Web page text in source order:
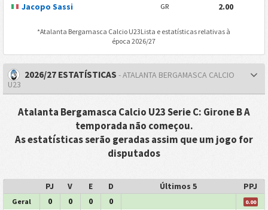
Jacopo Sassi
GR 2.00
*Atalanta Bergamasca Calcio U23Lista e estatísticas relativas à
época 2026/27
2026/27 ESTATÍSTICAS - ATALANTA BERGAMASCA CALCIO
U23
Atalanta Bergamasca Calcio U23 Serie C: Girone B A
temporada não começou.
As estatísticas serão geradas assim que um jogo for
disputados
PJ V E D Últimos 5 PPJ
Geral 0 0 0 0 0.00